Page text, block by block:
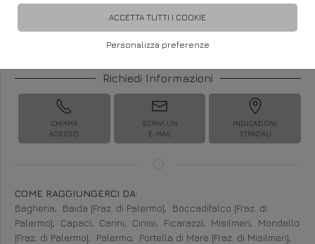
ACCETTA TUTTI I COOKIE
Personalizza preferenze
Richiedi Informazioni
CHIAMA
ADESSO
SCRIVI UN
E-MAIL
INDICAZIONI
STRADALI
COME RAGGIUNGERCI DA:
Bagheria, Baida [Fraz. di Palermo], Boccadifalco [Fraz. di
Palermo], Capaci, Carini, Cinisi, Ficarazzi, Misilmeri, Mondello
[Fraz. di Palermo], Palermo, Portella di Mare [Fraz. di Misilmeri],